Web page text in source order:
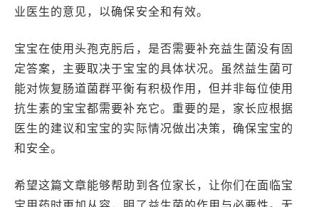
业医生的意见，以确保安全和有效。
宝宝在使用头孢克肟后，是否需要补充益生菌没有固
定答案，主要取决于宝宝的具体状况。虽然益生菌可
能对恢复肠道菌群平衡有积极作用，但并非每位使用
抗生素的宝宝都需要补充它。重要的是，家长应根据
医生的建议和宝宝的实际情况做出决策，确保宝宝的
和安全。
希望这篇文章能够帮助到各位家长，让你们在面临宝